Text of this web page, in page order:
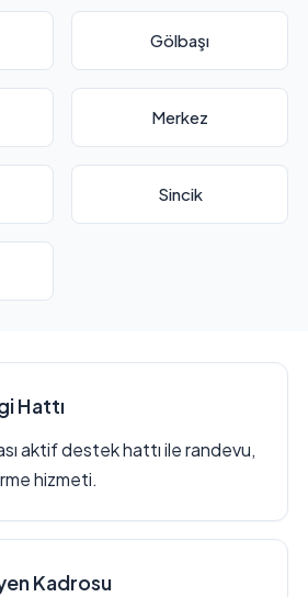
Gölbaşı
Merkez
Sincik
Hattı
aktif destek hattı ile randevu,
hizmeti.
Kadrosu